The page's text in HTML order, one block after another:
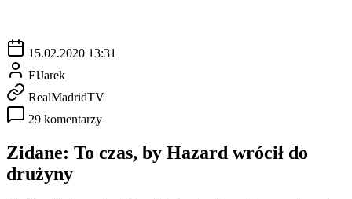
15.02.2020 13:31
ElJarek
RealMadridTV
29 komentarzy
Zidane: To czas, by Hazard wrócił do
drużyny